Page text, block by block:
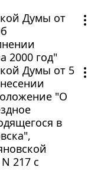
Думы от
2000 год"
Думы от 5
"О
в
217 с